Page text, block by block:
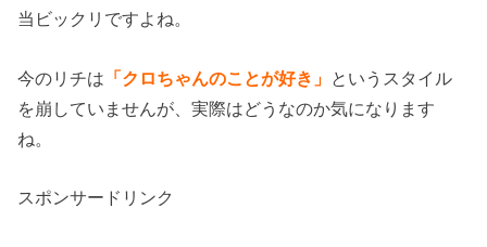
当ビックリですよね。
今のリチは 「クロちゃんのことが好き」 というスタイル
を崩していませんが、実際はどうなのか気になります
ね。
スポンサードリンク